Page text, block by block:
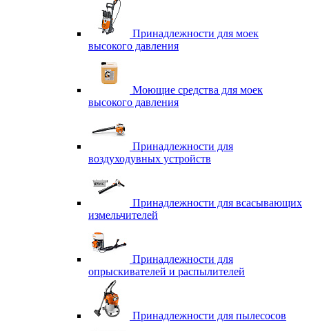
Принадлежности для моек
высокого давления
Моющие средства для моек
высокого давления
Принадлежности для
воздуходувных устройств
Принадлежности для всасывающих
измельчителей
Принадлежности для
опрыскивателей и распылителей
Принадлежности для пылесосов